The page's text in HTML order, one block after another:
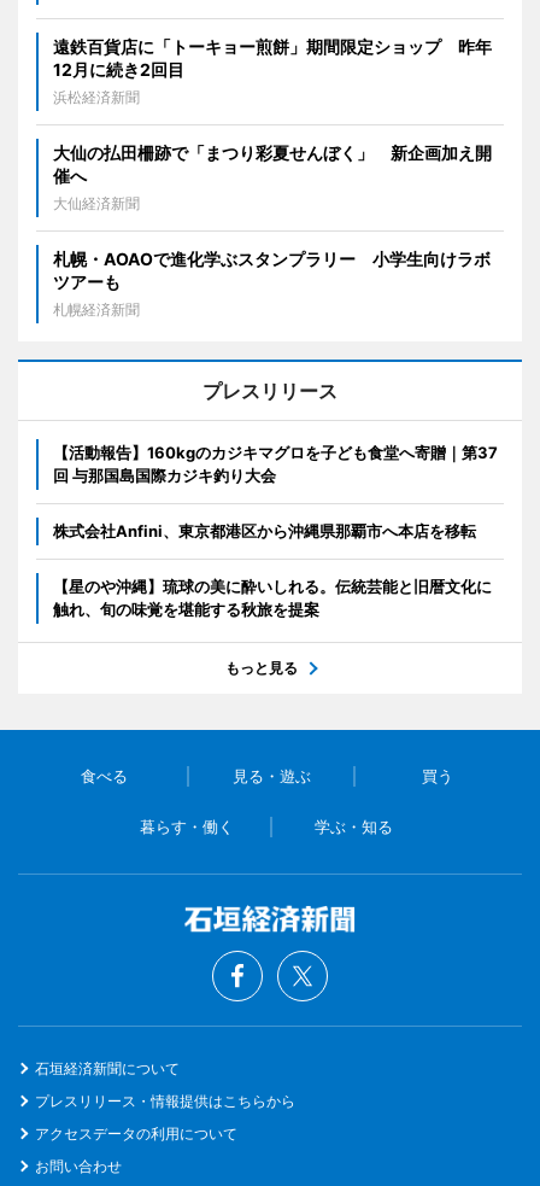
遠鉄百貨店に「トーキョー煎餅」期間限定ショップ 昨年
12月に続き2回目
浜松経済新聞
大仙の払田柵跡で「まつり彩夏せんぼく」 新企画加え開
催へ
大仙経済新聞
札幌・AOAOで進化学ぶスタンプラリー 小学生向けラボ
ツアーも
札幌経済新聞
プレスリリース
【活動報告】160kgのカジキマグロを子ども食堂へ寄贈｜第37
回 与那国島国際カジキ釣り大会
株式会社Anfini、東京都港区から沖縄県那覇市へ本店を移転
【星のや沖縄】琉球の美に酔いしれる。伝統芸能と旧暦文化に
触れ、旬の味覚を堪能する秋旅を提案
もっと見る
食べる 見る・遊ぶ 買う
暮らす・働く 学ぶ・知る
石垣経済新聞について
プレスリリース・情報提供はこちらから
アクセスデータの利用について
お問い合わせ